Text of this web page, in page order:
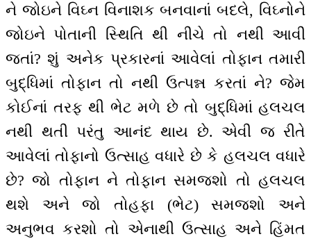
ને જોઇને વિઘ્ન વિનાશક બનવાનાં બદલે, વિઘ્નોને
જોઇને પોતાની સ્થિતિ થી નીચે તો નથી આવી
જતાં? શું અનેક પ્રકારનાં આવેલાં તોફાન તમારી
બુદ્ધિમાં તોફાન તો નથી ઉત્પન્ન કરતાં ને? જેમ
કોઈનાં તરફ થી ભેટ મળે છે તો બુદ્ધિમાં હલચલ
નથી થતી પરંતુ આનંદ થાય છે. એવી જ રીતે
આવેલાં તોફાનો ઉત્સાહ વધારે છે કે હલચલ વધારે
છે? જો તોફાન ને તોફાન સમજશો તો હલચલ
થશે અને જો તોહફા (ભેટ) સમજશો અને
અનુભવ કરશો તો એનાથી ઉત્સાહ અને હિંમત